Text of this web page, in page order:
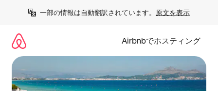
一部の情報は自動翻訳されています。 原文を表示
Airbnbでホスティング